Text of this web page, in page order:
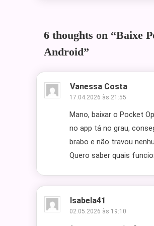
6 thoughts on “Baixe
Android”
Vanessa Costa
17.04.2026 às 21:55
Mano, baixar o Pocket
no app tá no grau,
brabo e não travou
Quero saber quais
Isabela41
02.05.2026 às 19:10